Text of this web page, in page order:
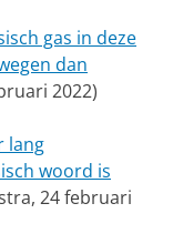
gas in deze
dan
2022)
lang
woord is
24 februari